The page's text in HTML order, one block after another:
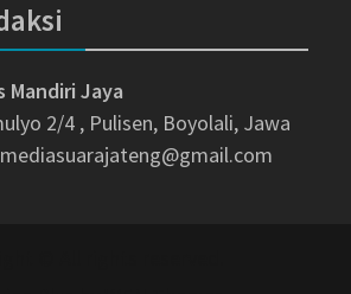
Mandiri Jaya
2/4 , Pulisen, Boyolali, Jawa